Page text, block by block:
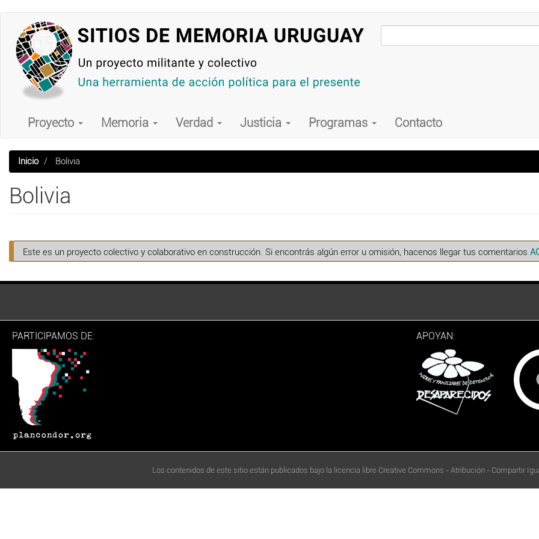
contenido
principal
Main
navigation
Proyecto Memoria Verdad Justicia Programas Contacto
Inicio Bolivia
Bolivia
Este es un proyecto colectivo y colaborativo en construcción. Si encontrás algún error u omisión, hacenos llegar tus comentarios
PARTICIPAMOS DE: APOYAN:
Los contenidos de este sitio están publicados bajo la licencia libre Creative Commons - Atribución - Compartir